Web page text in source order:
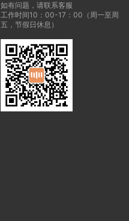
如有问题，请联系客服
工作时间10：00-17：00（周一至周
五，节假日休息）